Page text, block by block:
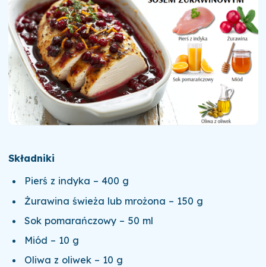
Składniki
Pierś z indyka – 400 g
Żurawina świeża lub mrożona – 150 g
Sok pomarańczowy – 50 ml
Miód – 10 g
Oliwa z oliwek – 10 g